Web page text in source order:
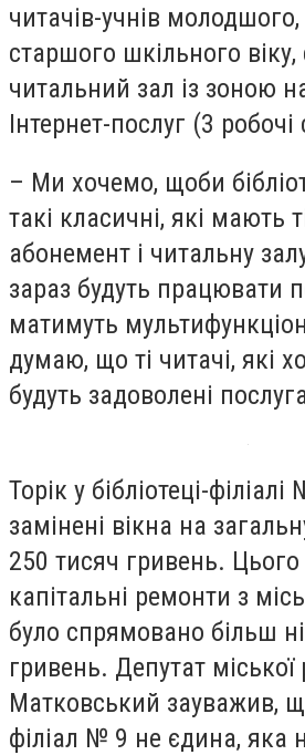
читачів-учнів
старшого шкільного віку,
читальний зал із зоною
Інтернет-послуг (3 робочі
– Ми хочемо, щоби
такі класичні, які мають
абонемент і читальну
зараз будуть працювати
матимуть
думаю, що ті читачі, які
будуть задоволені
Торік у бібліотеці-
замінені вікна на
250 тисяч гривень.
капітальні ремонти з
було спрямовано більш
гривень. Депутат
Матковський зауважив,
філіал № 9 не єдина, яка